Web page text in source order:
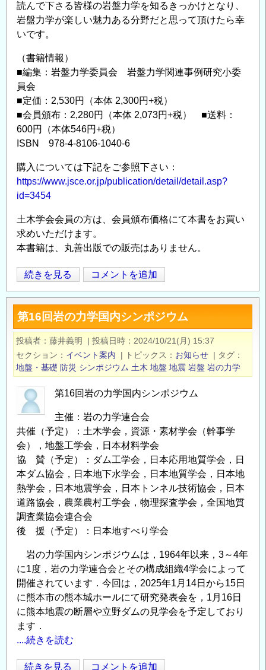
読んで下さる皆様の岩盤力学を知るきっかけとなり、
岩盤力学が楽しい魅力ある分野だと思って頂けたら幸
いです。
（書籍情報）
■編集：岩盤力学委員会 岩盤力学関連事例研究小委
員会
■定価：2,530円（本体 2,300円+税）
■会員頒布：2,280円（本体 2,073円+税） ■送料：
600円（本体546円+税）
ISBN 978-4-8106-1040-6
購入については下記をご参照下さい：
https://www.jsce.or.jp/publication/detail/detail.asp?
id=3454
土木学会会員の方は、会員頒布価格にて本書をお買い
求めいただけます。
本書籍は、丸善出版での販売はありません。
土
木
学
会
2025
3
月
新
刊
ご
案
内
『な
る
ほ
ど！
例
で
わ
か
る
岩
盤
力
続きを見る コメントを追加
第16回岩の力学国内シンポジウム
投稿者 藤井義明 | 投稿日時
2024/10/21(月) 15:37
セクション
イベント案内 | トピックス お知らせ | タグ
地盤・基礎 防災 シンポジウム 土木 地盤 地震 岩盤 岩の力学
第16回岩の力学国内シンポジウム
主催：岩の力学連合会
共催（予定）：土木学会，資源・素材学会（幹事学
会），地盤工学会，日本材料学会
協 賛（予定）：ダム工学会，日本応用地質学会，日
本ダム協会，日本地下水学会，日本地質学会，日本地
熱学会，日本地震学会，日本トンネル技術協会，日本
道路協会，農業農村工学会，物理探査学会，全国地質
調査業協会連合会
後 援（予定）：日本地すべり学会
岩の力学国内シンポジウムは，1964年以来，3～4年
に1度，岩の力学連合会とその構成組織4学会によって
開催されています．今回は，2025年1月14日から15日
に熊本市の熊本城ホールにて研究発表会を，1月16日
に熊本地震の断層や立野ダムの見学会を予定しており
ます．
....続きを読む
第
続きを見る コメントを追加